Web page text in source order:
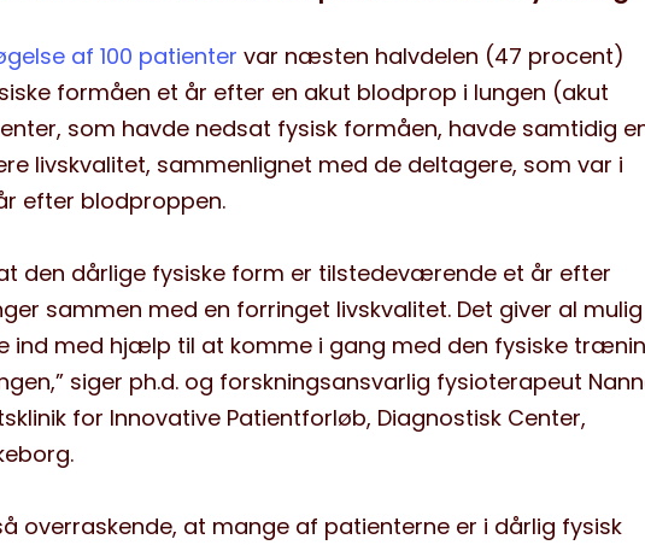
af 100 patienter var næsten halvdelen (47 procent)
formåen et år efter en akut blodprop i lungen (akut
som havde nedsat fysisk formåen, havde samtidig
livskvalitet, sammenlignet med de deltagere, som var i
efter blodproppen.
den dårlige fysiske form er tilstedeværende et år efter
sammen med en forringet livskvalitet. Det giver al mulig
med hjælp til at komme i gang med den fysiske
siger ph.d. og forskningsansvarlig fysioterapeut
for Innovative Patientforløb, Diagnostisk Center,
overraskende, at mange af patienterne er i dårlig fysisk